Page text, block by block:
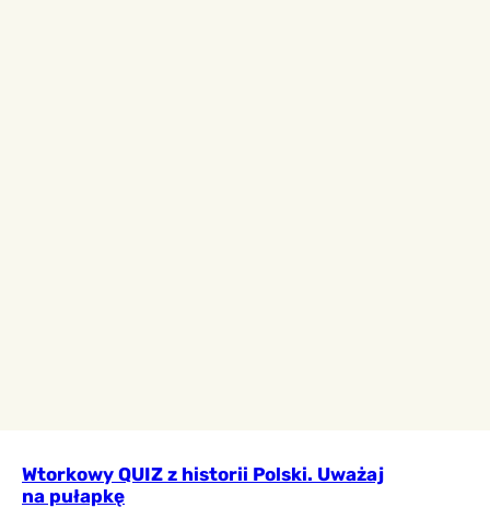
Wtorkowy QUIZ z historii Polski. Uważaj
na pułapkę